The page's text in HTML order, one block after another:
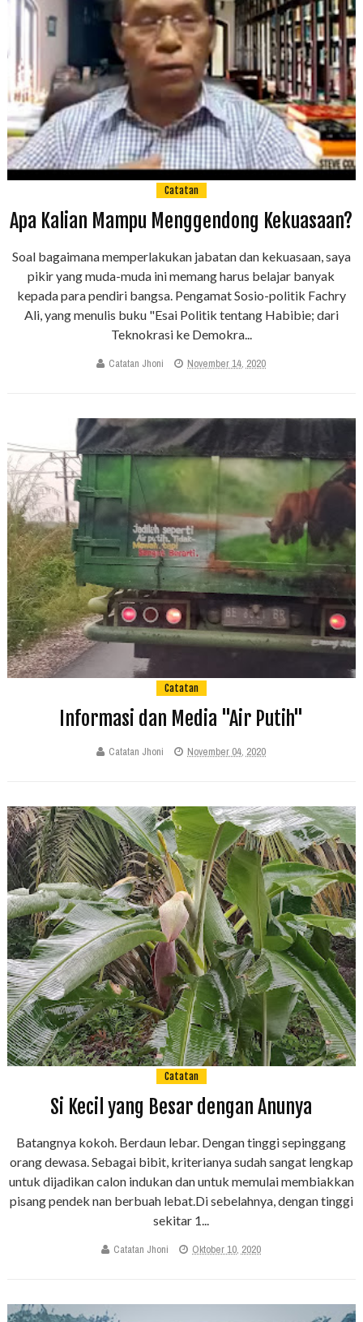
Catatan
Apa Kalian Mampu Menggendong Kekuasaan?
Soal bagaimana memperlakukan jabatan dan kekuasaan, saya
pikir yang muda-muda ini memang harus belajar banyak
kepada para pendiri bangsa. Pengamat Sosio-politik Fachry
Ali, yang menulis buku "Esai Politik tentang Habibie; dari
Teknokrasi ke Demokra...
Catatan Jhoni November 14, 2020
Catatan
Informasi dan Media "Air Putih"
Catatan Jhoni November 04, 2020
Catatan
Si Kecil yang Besar dengan Anunya
Batangnya kokoh. Berdaun lebar. Dengan tinggi sepinggang
orang dewasa. Sebagai bibit, kriterianya sudah sangat lengkap
untuk dijadikan calon indukan dan untuk memulai membiakkan
pisang pendek nan berbuah lebat.Di sebelahnya, dengan tinggi
sekitar 1...
Catatan Jhoni Oktober 10, 2020